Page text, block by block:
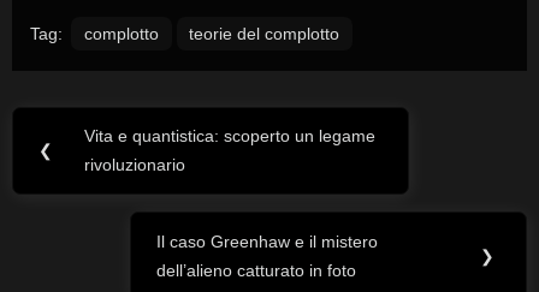
Tag: complotto teorie del complotto
Navigazione
articoli
❮
Previous
Post:
Vita e quantistica: scoperto un legame
rivoluzionario
Next
Post:
Il caso Greenhaw e il mistero
dell’alieno catturato in foto
❯